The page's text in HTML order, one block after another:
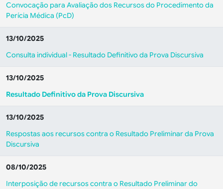
Convocação para Avaliação dos Recursos do Procedimento da
Perícia Médica (PcD)
13/10/2025
Consulta individual - Resultado Definitivo da Prova Discursiva
13/10/2025
Resultado Definitivo da Prova Discursiva
13/10/2025
Respostas aos recursos contra o Resultado Preliminar da Prova
Discursiva
08/10/2025
Interposição de recursos contra o Resultado Preliminar do